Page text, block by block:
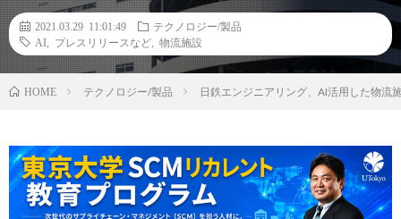
2021.03.29 11:01:49
テクノロジー/製品
AI
プレスリリースなど 物流施設
HOME テクノロジー/製品 日鉄エンジニアリング、AI活用した物流